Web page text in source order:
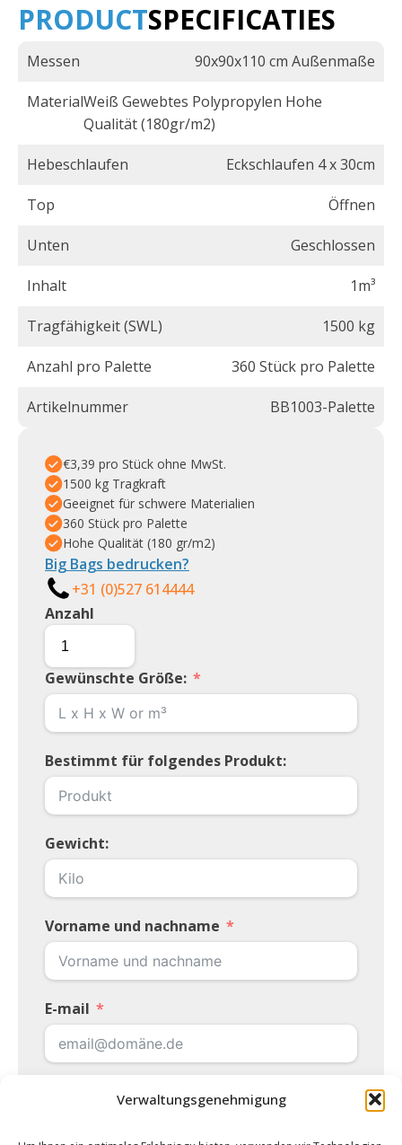
Verwaltungsgenehmigung
PRODUCTSPECIFICATIES
Messen 90x90x110 cm Außenmaße
MaterialWeiß Gewebtes Polypropylen Hohe
Qualität (180gr/m2)
Hebeschlaufen Eckschlaufen 4 x 30cm
Top Öffnen
Unten Geschlossen
Inhalt 1m³
Tragfähigkeit (SWL) 1500 kg
Anzahl pro Palette 360 Stück pro Palette
Artikelnummer BB1003-Palette
€3,39 pro Stück ohne MwSt.
1500 kg Tragkraft
Geeignet für schwere Materialien
360 Stück pro Palette
Hohe Qualität (180 gr/m2)
Big Bags bedrucken?
+31 (0)527 614444
Anzahl
Gewünschte Größe:
Bestimmt für folgendes Produkt:
Gewicht:
Vorname und nachname
E-mail
Telefonnummer